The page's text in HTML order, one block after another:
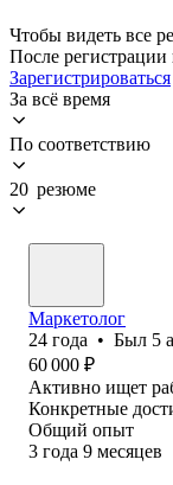
Чтобы видеть все
После
Зарегистрироваться
За всё время
По соответствию
20 резюме
Маркетолог
24 года • Был 5
60 000 ₽
Активно ищет
Конкретные
Общий опыт
3 года 9 месяцев